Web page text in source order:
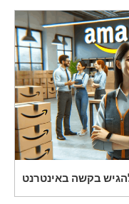
בקשה באינטרנט